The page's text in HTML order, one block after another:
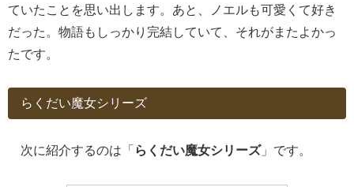
ていたことを思い出します。あと、ノエルも可愛くて好き
だった。物語もしっかり完結していて、それがまたよかっ
たです。
らくだい魔女シリーズ
次に紹介するのは「 らくだい魔女シリーズ」です。